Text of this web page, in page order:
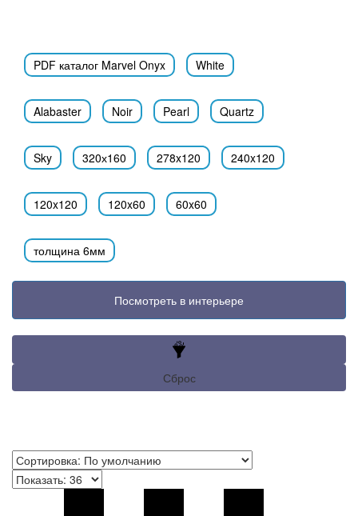
PDF каталог Marvel Onyx White
Alabaster Noir Pearl Quartz
Sky 320х160 278x120 240x120
120x120 120x60 60x60
толщина 6мм
Посмотреть в интерьере
Сброс